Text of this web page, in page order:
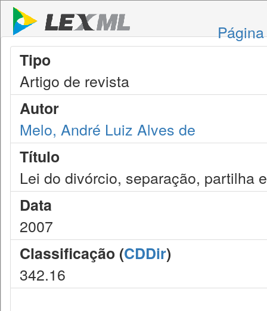
Tipo
Artigo de revista
Autor
Melo, André Luiz Alves de
Título
Lei do divórcio, separação, partilha
Data
2007
Classificação (CDDir)
342.16